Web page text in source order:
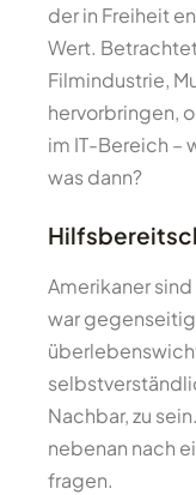
der in Freiheit
Wert.
Filmindustrie,
hervorbringen,
im IT-Bereich –
was dann?
Amerikaner
war
Nachbar, zu
nebenan nach
fragen.